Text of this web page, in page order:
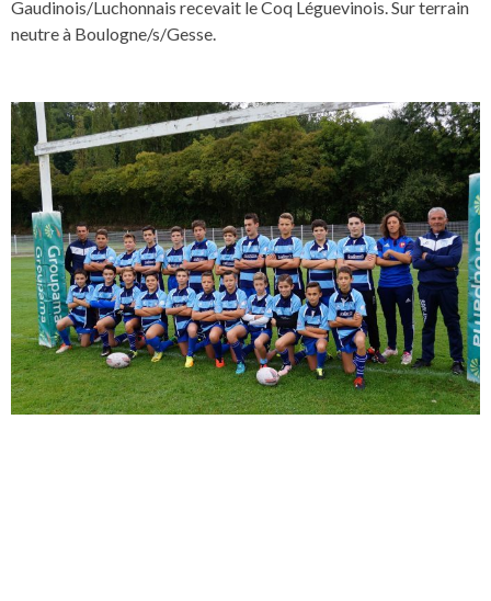
Gaudinois/Luchonnais recevait le Coq Léguevinois. Sur terrain
neutre à Boulogne/s/Gesse.